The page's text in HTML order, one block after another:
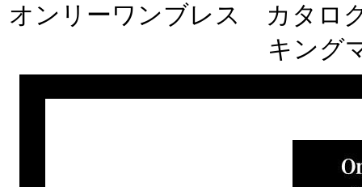
オンリーワンブレス カタロ
キング